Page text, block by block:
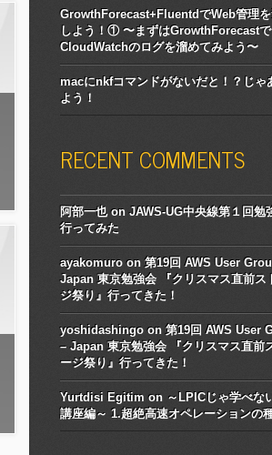
GrowthForecast+FluentdでWeb管理を
しよう！① 〜まずはGrowthForecastで
CloudWatchのログを溜めてみよう〜
macにnkfコマンドがないだと！？じゃ
よう！
RECENT COMMENTS
阿部一也onJAWS-UG中央線第１回勉
行ってみた
ayakomuro on第19回 AWS User
Japan 東京勉強会 『クリスマス直前ス
ジ祭り』行ってきた！
yoshidashingo on第19回 AWS User
– Japan 東京勉強会 『クリスマス直前
ージ祭り』行ってきた！
Yurtdisi Egitim on ～LPICじゃ学べな
講座編～ 1.超絶高速オペレーションの